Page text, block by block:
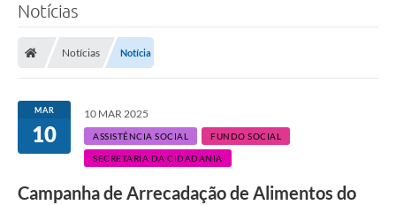
Notícias
Notícias Notícia
MAR
10
10 MAR 2025
ASSISTÊNCIA SOCIAL FUNDO SOCIAL
SECRETARIA DA CIDADANIA
Campanha de Arrecadação de Alimentos do